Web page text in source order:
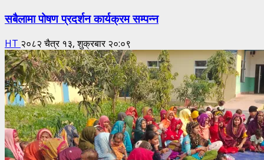
सबैलामा पोषण प्रदर्शन कार्यक्रम सम्पन्न
HT २०८२ चैत्र १३, शुक्रबार २०:०९